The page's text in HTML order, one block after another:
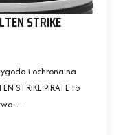
STRIKE
i ochrona na
STRIKE PIRATE to